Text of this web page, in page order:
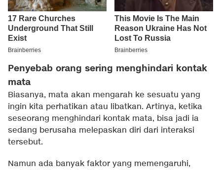
Penyebab orang sering menghindari kontak
mata
Biasanya, mata akan mengarah ke sesuatu yang
ingin kita perhatikan atau libatkan. Artinya, ketika
seseorang menghindari kontak mata, bisa jadi ia
sedang berusaha melepaskan diri dari interaksi
tersebut.
Namun ada banyak faktor yang memengaruhi,